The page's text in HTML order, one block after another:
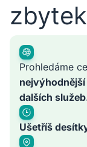
Prohledáme
dalších
Ušetříš